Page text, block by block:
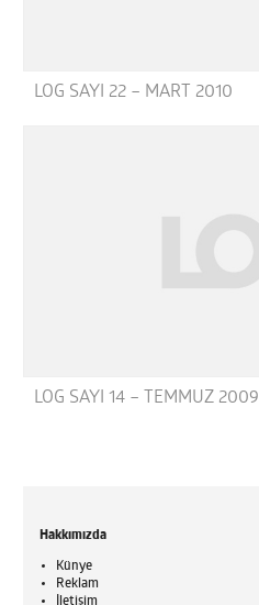
LOG SAYI 22 – MART 2010
LOG SAYI 14 – TEMMUZ 2009
Hakkımızda
Künye
Reklam
İletişim